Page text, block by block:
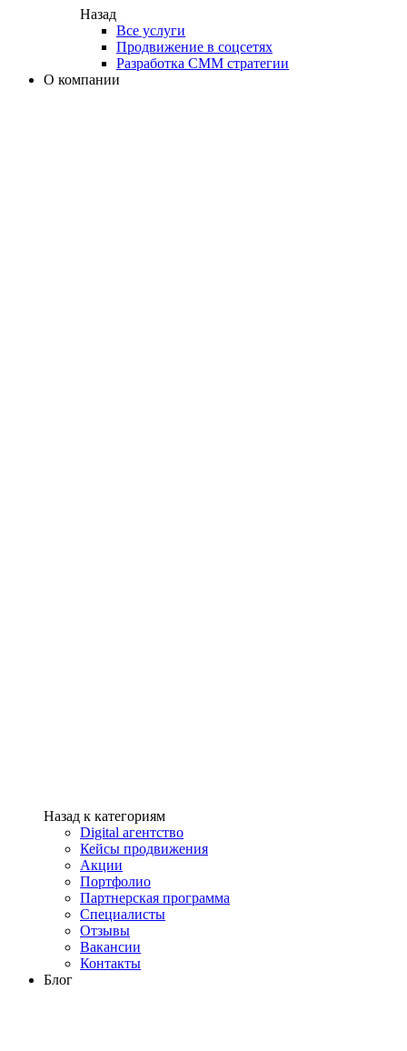
Назад
Все услуги
Продвижение в соцсетях
Разработка СММ стратегии
О компании
Назад к категориям
Digital агентство
Кейсы продвижения
Акции
Портфолио
Партнерская программа
Специалисты
Отзывы
Вакансии
Контакты
Блог